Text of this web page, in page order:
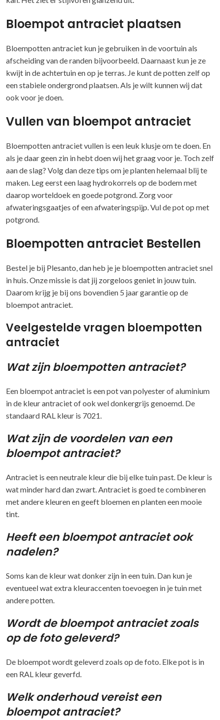
Bloempot antraciet plaatsen
Bloempotten antraciet kun je gebruiken in de voortuin als
afscheiding van de randen bijvoorbeeld. Daarnaast kun je ze
kwijt in de achtertuin en op je terras. Je kunt de potten zelf op
een stabiele ondergrond plaatsen. Als je wilt kunnen wij dat
ook voor je doen.
Vullen van bloempot antraciet
Bloempotten antraciet vullen is een leuk klusje om te doen. En
als je daar geen zin in hebt doen wij het graag voor je. Toch zelf
aan de slag? Volg dan deze tips om je planten helemaal blij te
maken. Leg eerst een laag hydrokorrels op de bodem met
daarop worteldoek en goede potgrond. Zorg voor
afwateringsgaatjes of een afwateringspijp. Vul de pot op met
potgrond.
Bloempotten antraciet Bestellen
Bestel je bij Plesanto, dan heb je je bloempotten antraciet snel
in huis. Onze missie is dat jij zorgeloos geniet in jouw tuin.
Daarom krijg je bij ons bovendien 5 jaar garantie op de
bloempot antraciet.
Veelgestelde vragen bloempotten
antraciet
Wat zijn bloempotten antraciet?
Een bloempot antraciet is een pot van polyester of aluminium
in de kleur antraciet of ook wel donkergrijs genoemd. De
standaard RAL kleur is 7021.
Wat zijn de voordelen van een
bloempot antraciet?
Antraciet is een neutrale kleur die bij elke tuin past. De kleur is
wat minder hard dan zwart. Antraciet is goed te combineren
met andere kleuren en geeft bloemen en planten een mooie
tint.
Heeft een bloempot antraciet ook
nadelen?
Soms kan de kleur wat donker zijn in een tuin. Dan kun je
eventueel wat extra kleuraccenten toevoegen in je tuin met
andere potten.
Wordt de bloempot antraciet zoals
op de foto geleverd?
De bloempot wordt geleverd zoals op de foto. Elke pot is in
een RAL kleur geverfd.
Welk onderhoud vereist een
bloempot antraciet?